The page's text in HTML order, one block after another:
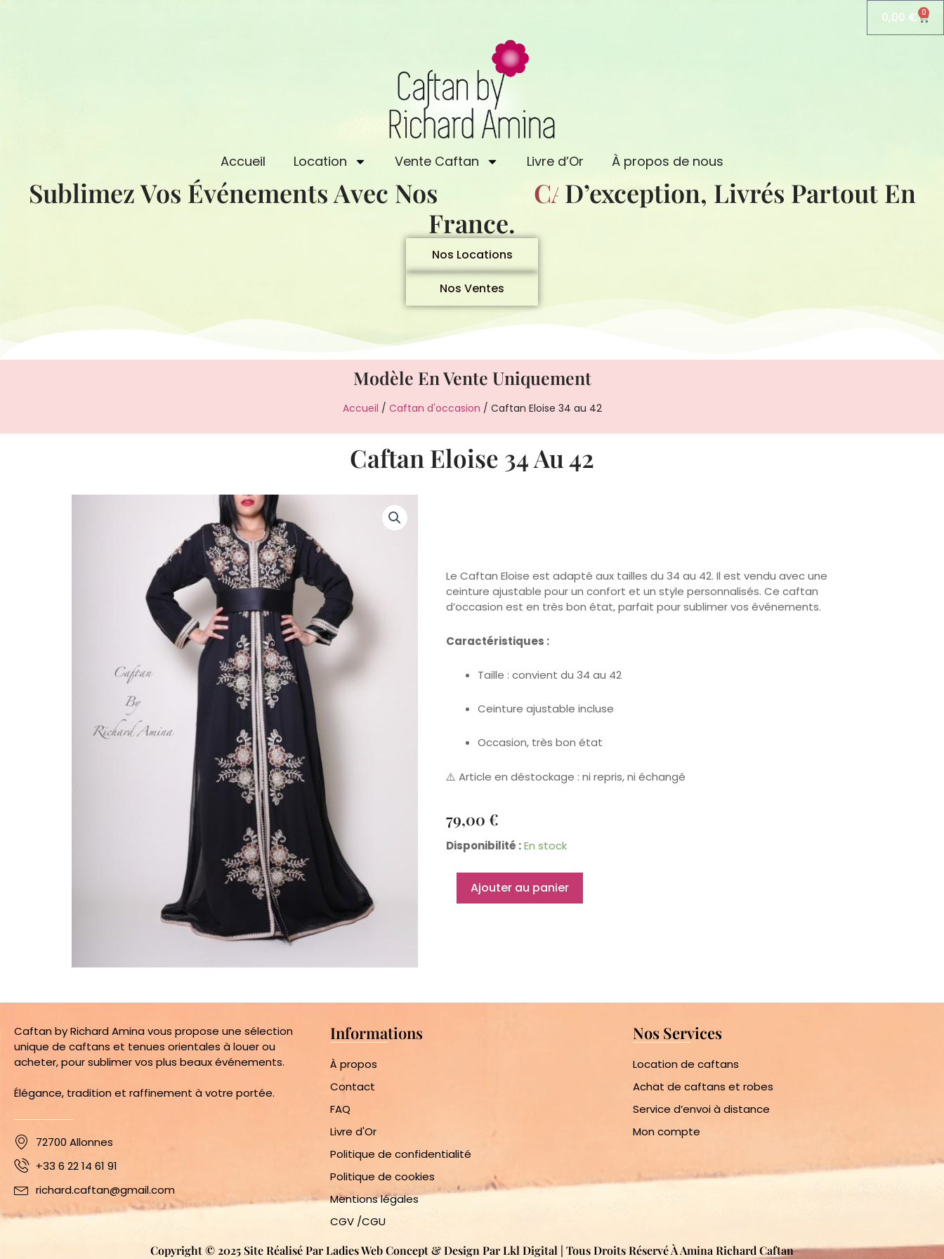
0,00 € 0
Accueil Location Vente Caftan Livre d’Or À propos de nous
Sublimez Vos Événements Avec Nos CAFTANS
D’exception, Livrés Partout En
France.
Nos Locations
Nos Ventes
Modèle En Vente Uniquement
Accueil / Caftan d'occasion / Caftan Eloise 34 au 42
Caftan Eloise 34 Au 42
Le Caftan Eloise est adapté aux tailles du 34 au 42. Il est vendu avec une
ceinture ajustable pour un confort et un style personnalisés. Ce caftan
d’occasion est en très bon état, parfait pour sublimer vos événements.
Caractéristiques :
Taille : convient du 34 au 42
Ceinture ajustable incluse
Occasion, très bon état
⚠️ Article en déstockage : ni repris, ni échangé
79,00 €
Disponibilité :En stock
quantité
Caftan
Eloise
34
Ajouter au panier
Caftan by Richard Amina vous propose une sélection
unique de caftans et tenues orientales à louer ou
acheter, pour sublimer vos plus beaux événements.
Élégance, tradition et raffinement à votre portée.
72700 Allonnes
+33 6 22 14 61 91
richard.caftan@gmail.com
Informations
À propos
Contact
FAQ
Livre d'Or
Politique de confidentialité
Politique de cookies
Mentions légales
CGV /CGU
Nos Services
Location de caftans
Achat de caftans et robes
Service d’envoi à distance
Mon compte
Copyright © 2025 Site Réalisé Par Ladies Web Concept & Design Par Lkl Digital | Tous Droits Réservé À Amina Richard Caftan